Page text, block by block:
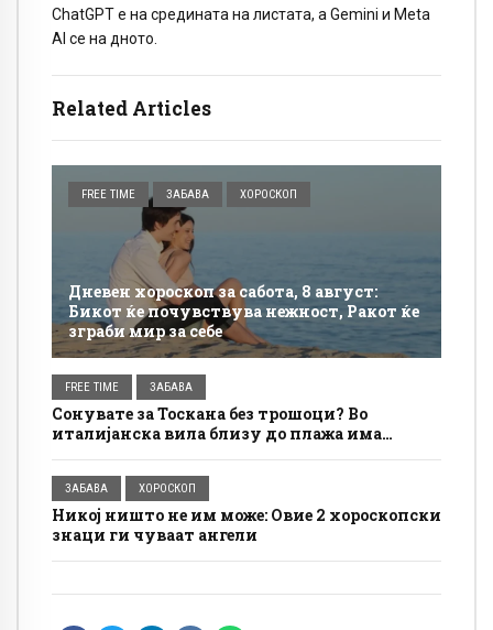
Related Articles
FREE TIME ЗАБАВА ХОРОСКОП
Дневен хороскоп за сабота, 8 август:
Бикот ќе почувствува нежност, Ракот ќе
зграби мир за себе
FREE TIME ЗАБАВА
Сонувате за Тоскана без трошоци? Во
италијанска вила близу до плажа има
едноставни
ЗАБАВА ХОРОСКОП
Никој ништо не им може: Овие 2 хороскопски
знаци ги чуваат ангели
ChatGPT е на средината на листата, а Gemini и Meta
AI се на дното.